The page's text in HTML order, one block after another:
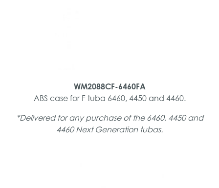
WM2088CF-6460FA
ABS case for F tuba 6460, 4450 and 4460.
*Delivered for any purchase of the 6460, 4450 and
4460 Next Generation tubas.